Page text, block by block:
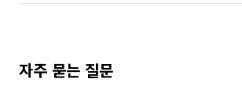
자주 묻는 질문